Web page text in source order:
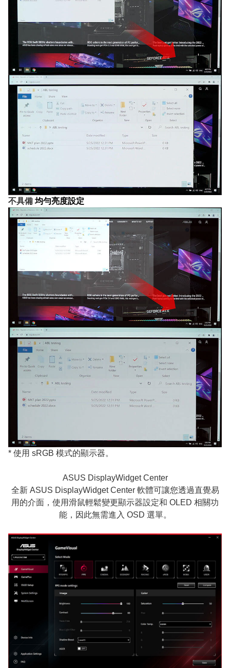
不具備 均勻亮度設定
* 使用 sRGB 模式的顯示器。
ASUS DisplayWidget Center
全新 ASUS DisplayWidget Center 軟體可讓您透過直覺易
用的介面，使用滑鼠輕鬆變更顯示器設定和 OLED 相關功
能，因此無需進入 OSD 選單。